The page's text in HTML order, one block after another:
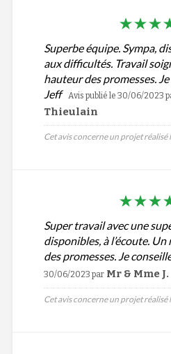
Superbe équipe. Sympa,
aux difficultés. Travail
hauteur des promesses.
Jeff
Avis publié le 30/06/2023
Thieulain
Cet avis concerne un projet
Super travail avec une
disponibles, à l’écoute.
des promesses. Je
30/06/2023 par Mr & Mme
Cet avis concerne un projet